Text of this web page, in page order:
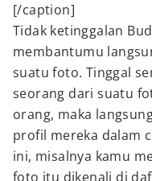
[/caption]
Tidak ketinggalan
membantumu
suatu foto. Tinggal
seorang dari suatu
orang, maka
profil mereka dalam
ini, misalnya kamu
foto itu dikenali di